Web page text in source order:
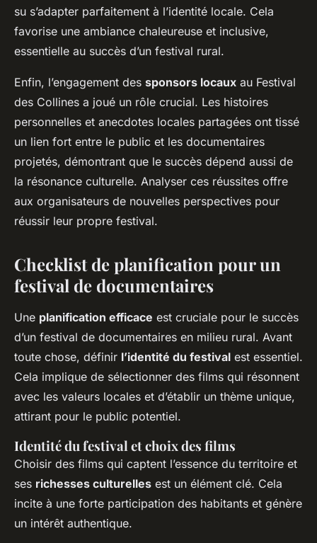
su s’adapter parfaitement à l’identité locale. Cela
favorise une ambiance chaleureuse et inclusive,
essentielle au succès d’un festival rural.
Enfin, l’engagement des sponsors locaux au Festival
des Collines a joué un rôle crucial. Les histoires
personnelles et anecdotes locales partagées ont tissé
un lien fort entre le public et les documentaires
projetés, démontrant que le succès dépend aussi de
la résonance culturelle. Analyser ces réussites offre
aux organisateurs de nouvelles perspectives pour
réussir leur propre festival.
Checklist de planification pour un
festival de documentaires
Une planification efficace est cruciale pour le succès
d’un festival de documentaires en milieu rural. Avant
toute chose, définir l’identité du festival est essentiel.
Cela implique de sélectionner des films qui résonnent
avec les valeurs locales et d’établir un thème unique,
attirant pour le public potentiel.
Identité du festival et choix des films
Choisir des films qui captent l’essence du territoire et
ses richesses culturelles est un élément clé. Cela
incite à une forte participation des habitants et génère
un intérêt authentique.